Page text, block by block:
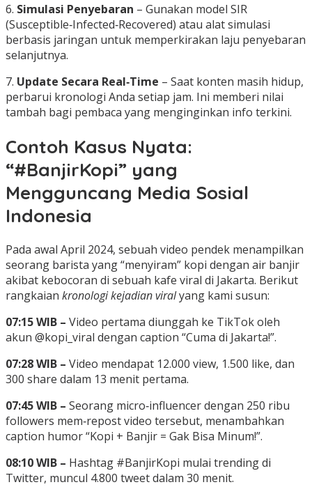
6. Simulasi Penyebaran – Gunakan model SIR
(Susceptible‑Infected‑Recovered) atau alat simulasi
berbasis jaringan untuk memperkirakan laju penyebaran
selanjutnya.
7. Update Secara Real‑Time – Saat konten masih hidup,
perbarui kronologi Anda setiap jam. Ini memberi nilai
tambah bagi pembaca yang menginginkan info terkini.
Contoh Kasus Nyata:
“#BanjirKopi” yang
Mengguncang Media Sosial
Indonesia
Pada awal April 2024, sebuah video pendek menampilkan
seorang barista yang “menyiram” kopi dengan air banjir
akibat kebocoran di sebuah kafe viral di Jakarta. Berikut
rangkaian kronologi kejadian viralyang kami susun:
07:15 WIB – Video pertama diunggah ke TikTok oleh
akun @kopi_viral dengan caption “Cuma di Jakarta!”.
07:28 WIB – Video mendapat 12.000 view, 1.500 like, dan
300 share dalam 13 menit pertama.
07:45 WIB – Seorang micro‑influencer dengan 250 ribu
followers mem‑repost video tersebut, menambahkan
caption humor “Kopi + Banjir = Gak Bisa Minum!”.
08:10 WIB – Hashtag #BanjirKopi mulai trending di
Twitter, muncul 4.800 tweet dalam 30 menit.